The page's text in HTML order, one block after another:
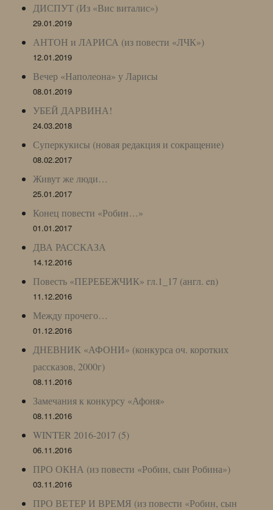
ДИСПУТ (Из «Вис виталис»)
29.01.2019
АНТОН и ЛАРИСА (из повести «ЛЧК»)
12.01.2019
Вечер «Наполеона» у Ларисы
08.01.2019
УБЕЙ ДАРВИНА!
24.03.2018
Суперкукисы (новая редакция и сокращение)
08.02.2017
Живут же люди…
25.01.2017
Конец повести «Робин…»
01.01.2017
ДВА РАССКАЗА
14.12.2016
Повесть «ПЕРЕБЕЖЧИК» гл.1_17 (англ. en)
11.12.2016
Между прочего…
01.12.2016
ДНЕВНИК «АФОНИ» (конкурса оч. коротких
рассказов, 2000г)
08.11.2016
Замечания к конкурсу «Афоня»
08.11.2016
WINTER 2016-2017 (5)
06.11.2016
ПРО ОКНА (из повести «Робин, сын Робина»)
03.11.2016
ПРО ВЕТЕР И ВРЕМЯ (из повести «Робин, сын